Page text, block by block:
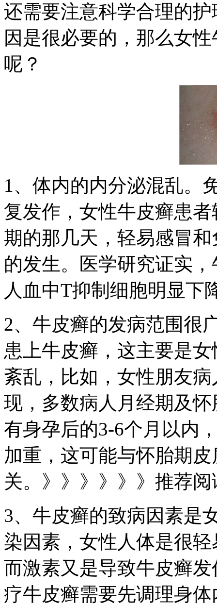
还需要注意科学合理的
因是很必要的，那么女
呢？
1、体内的内分泌混乱。
复发作，女性牛皮癣患
期的那几天，轻易感冒
的发生。医学研究证实
人血中T抑制细胞明显下
2、牛皮癣的发病范围很
患上牛皮癣，这主要是
紊乱，比如，女性朋友
现，多数病人月经期及
有身孕后的3-6个月以内
加重，这可能与怀胎期
关。》》》》》》推荐阅
3、牛皮癣的致病因素是
染因素，女性人体是很
而激素又是导致牛皮癣
疗牛皮癣需要先调理身